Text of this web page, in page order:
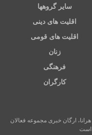
سایر گروهها
اقلیت های دینی
اقلیت های قومی
زنان
فرهنگی
کارگران
هرانا، ارگان خبری مجموعه فعالان
است